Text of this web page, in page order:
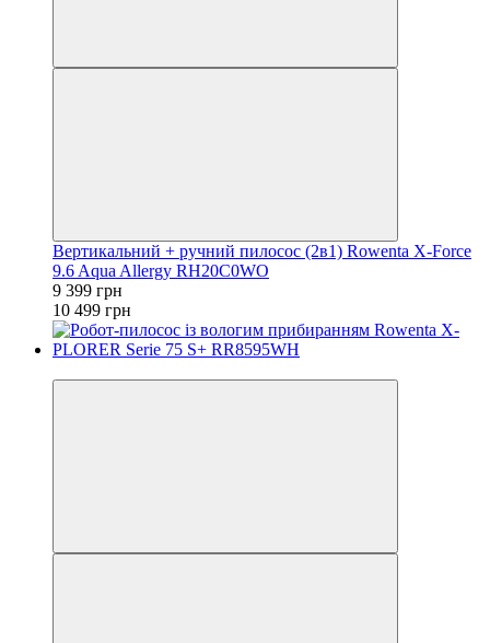
Вертикальний + ручний пилосос (2в1) Rowenta X-Force
9.6 Aqua Allergy RH20C0WO
9 399 грн
10 499 грн